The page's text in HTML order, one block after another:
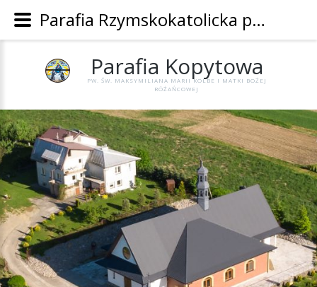
Parafia Kopytowa
PW. ŚW. MAKSYMILIANA MARII KOLBE I MATKI BOŻEJ
RÓŻAŃCOWEJ
Parafia Rzymskokatolicka pw. Św. Maksymiliana Marii Kolbe i Matki Bożej Różańcowej w Kopytowej - Parafia Kopytowa